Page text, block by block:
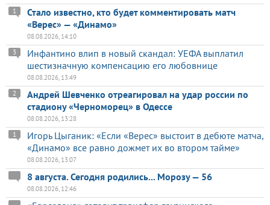
Стало известно, кто будет комментировать матч
«Верес» — «Динамо»
1
08.08.2026, 14:10
Инфантино влип в новый скандал: УЕФА выплатил
шестизначную компенсацию его любовнице
3
08.08.2026, 13:49
Андрей Шевченко отреагировал на удар россии по
стадиону «Черноморец» в Одессе
2
08.08.2026, 13:28
Игорь Цыганик: «Если «Верес» выстоит в дебюте матча,
«Динамо» все равно дожмет их во втором тайме»
1
08.08.2026, 13:07
8 августа. Сегодня родились... Морозу — 56
08.08.2026, 12:46